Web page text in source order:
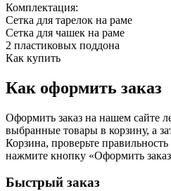
Комплектация:
Сетка для тарелок на раме
Сетка для чашек на раме
2 пластиковых поддона
Как купить
Как оформить заказ
Оформить заказ на нашем сайте
выбранные товары в корзину, а
Корзина, проверьте
нажмите кнопку «Оформить
Быстрый заказ